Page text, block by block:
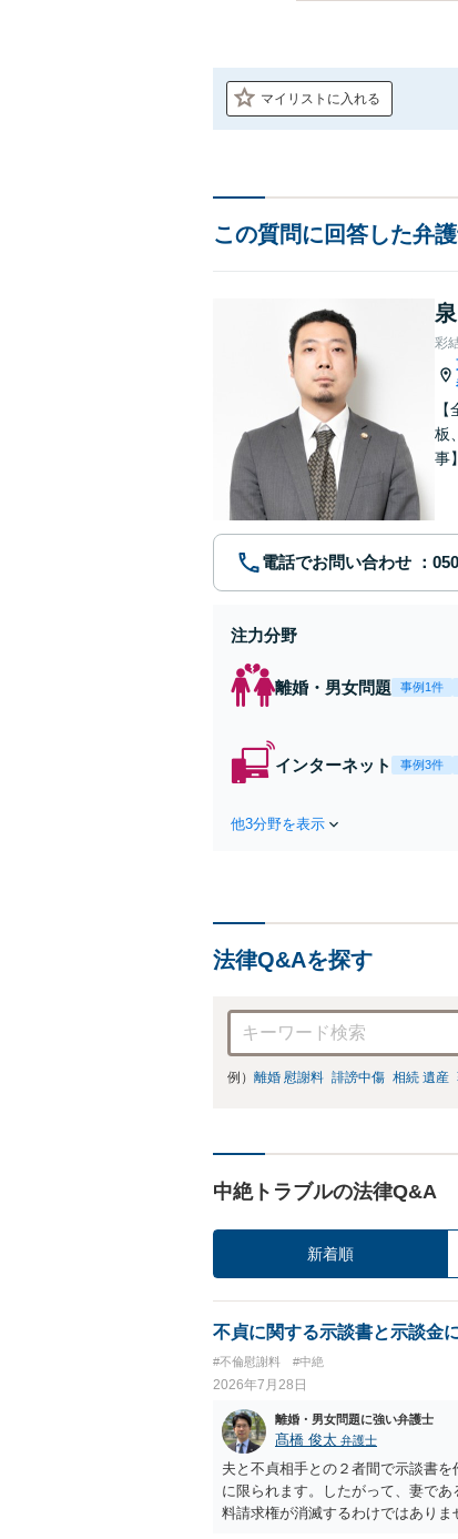
マイリストに入れる
この質問に回答した弁
彩
板
事
電話でお問い合わせ
注力分野
離婚・男女問題 事例1件
インターネット 事例3件
他3分野を表示
法律Q&Aを探す
例） 離婚 慰謝料 誹謗中傷 相続 遺産
中絶トラブルの法律Q&A
新着順
不貞に関する示談書と示談金
#不倫慰謝料 #中絶
2026年7月28日
離婚・男女問題に強い弁護士
髙橋 俊太 弁護士
夫と不貞相手との２者間で示談書
に限られます。したがって、妻で
料請求権が消滅するわけではあり